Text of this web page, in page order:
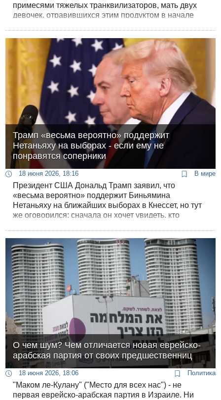
примесями тяжелых транквилизаторов, мать двух
девочек, отравившихся этим продуктом в начале
Трамп «весьма вероятно» поддержит
Нетаньяху на выборах - если ему не
понравятся соперники
18 июня 2026, 18:16 В мире
Президент США Дональд Трамп заявил, что
«весьма вероятно» поддержит Биньямина
Нетаньяху на ближайших выборах в Кнессет, но тут
же оговорился: сначала он хочет увидеть, кто
демонстрировал ранее.
О чем шум? Чем отличается новая еврейско-
арабская партия от своих предшественниц
18 июня 2026, 18:06 Политика
"Маком ле-Кулану" ("Место для всех нас") - не
первая еврейско-арабская партия в Израиле. Ни